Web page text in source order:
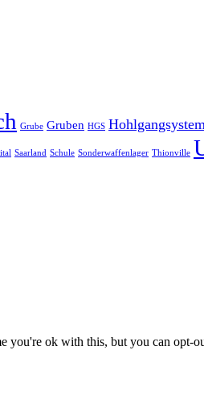
Grube Gruben HGS
Saarland Schule Sonderwaffenlager Thionville
you're ok with this, but you can opt-